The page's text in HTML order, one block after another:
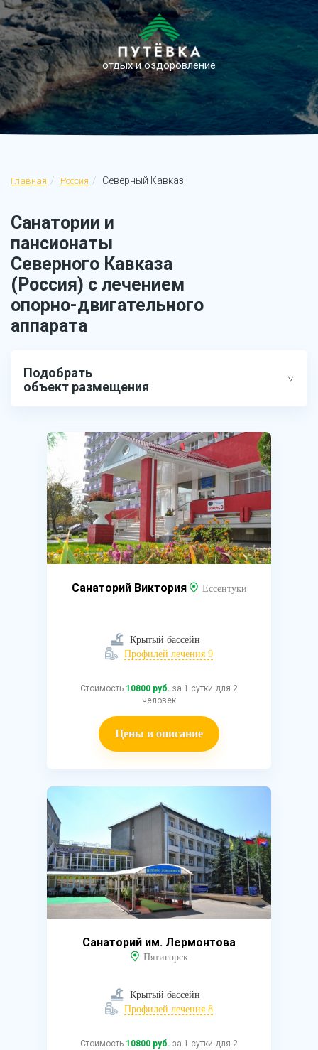
отдых и оздоровление
Главная Россия Северный Кавказ
Санатории и
пансионаты
Северного Кавказа
(Россия) с лечением
опорно-двигательного
аппарата
Подобрать
объект размещения
Санаторий Виктория Ессентуки
Крытый бассейн
Профилей лечения 9
Стоимость 10800 руб. за 1 сутки для 2
человек
Цены и описание
Санаторий им. Лермонтова
Пятигорск
Крытый бассейн
Профилей лечения 8
Стоимость 10800 руб. за 1 сутки для 2